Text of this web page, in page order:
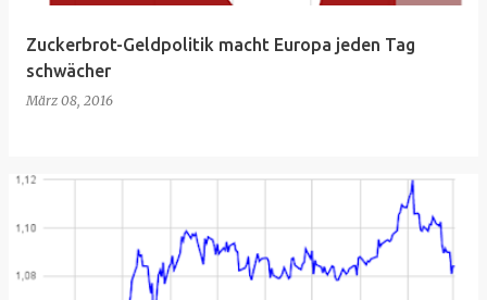
Zuckerbrot-Geldpolitik macht Europa jeden Tag
schwächer
März 08, 2016